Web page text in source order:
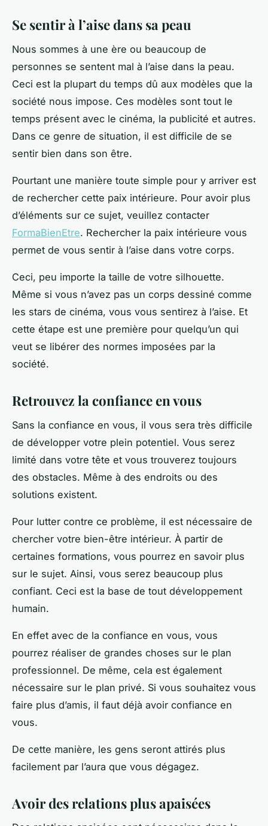
Se sentir à l’aise dans sa peau
Nous sommes à une ère ou beaucoup de
personnes se sentent mal à l’aise dans la peau.
Ceci est la plupart du temps dû aux modèles que la
société nous impose. Ces modèles sont tout le
temps présent avec le cinéma, la publicité et autres.
Dans ce genre de situation, il est difficile de se
sentir bien dans son être.
Pourtant une manière toute simple pour y arriver est
de rechercher cette paix intérieure. Pour avoir plus
d’éléments sur ce sujet, veuillez contacter
FormaBienEtre. Rechercher la paix intérieure vous
permet de vous sentir à l’aise dans votre corps.
Ceci, peu importe la taille de votre silhouette.
Même si vous n’avez pas un corps dessiné comme
les stars de cinéma, vous vous sentirez à l’aise. Et
cette étape est une première pour quelqu’un qui
veut se libérer des normes imposées par la
société.
Retrouvez la confiance en vous
Sans la confiance en vous, il vous sera très difficile
de développer votre plein potentiel. Vous serez
limité dans votre tête et vous trouverez toujours
des obstacles. Même à des endroits ou des
solutions existent.
Pour lutter contre ce problème, il est nécessaire de
chercher votre bien-être intérieur. À partir de
certaines formations, vous pourrez en savoir plus
sur le sujet. Ainsi, vous serez beaucoup plus
confiant. Ceci est la base de tout développement
humain.
En effet avec de la confiance en vous, vous
pourrez réaliser de grandes choses sur le plan
professionnel. De même, cela est également
nécessaire sur le plan privé. Si vous souhaitez vous
faire plus d’amis, il faut déjà avoir confiance en
vous.
De cette manière, les gens seront attirés plus
facilement par l’aura que vous dégagez.
Avoir des relations plus apaisées